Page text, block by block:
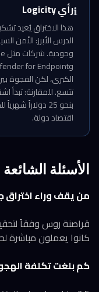
ℹ️رأي Logicity
هذا الاختراق يُعيد
الدرس الأبرز: الأمن
الكبرى، لكن الفجوة
بنحو 25 دولاراً
اقتصاد دولة.
الأسئلة الشائعة
من يقف وراء اختراق
قراصنة روس وفقاً
كانوا يعملون مباشرة
كم بلغت تكلفة